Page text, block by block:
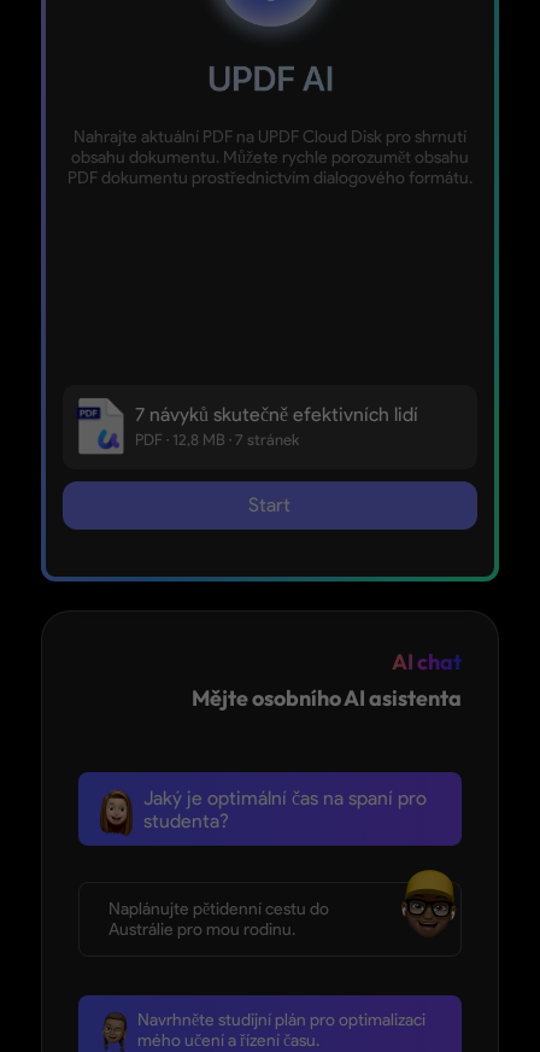
Nahrajte aktuální PDF na UPDF Cloud Disk pro shrnutí
obsahu dokumentu. Můžete rychle porozumět obsahu
PDF dokumentu prostřednictvím dialogového formátu.
7 návyků skutečně efektivních lidí
PDF · 12,8 MB · 7 stránek
Start
AI chat
Mějte osobního AI asistenta
Jaký je optimální čas na spaní pro
studenta?
Naplánujte pětidenní cestu do
Austrálie pro mou rodinu.
Navrhněte studijní plán pro optimalizaci
mého učení a řízení času.